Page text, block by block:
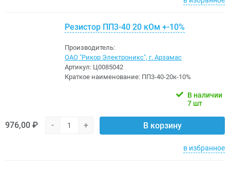
Резистор ПП3-40 20 кОм +-10%
Производитель:
ОАО "Рикор Электроникс", г. Арзамас
Артикул: Ц0085042
Краткое наименование: ПП3-40-20к-10%
В наличии
7 шт
976,00 ₽ - + В корзину
в избранное